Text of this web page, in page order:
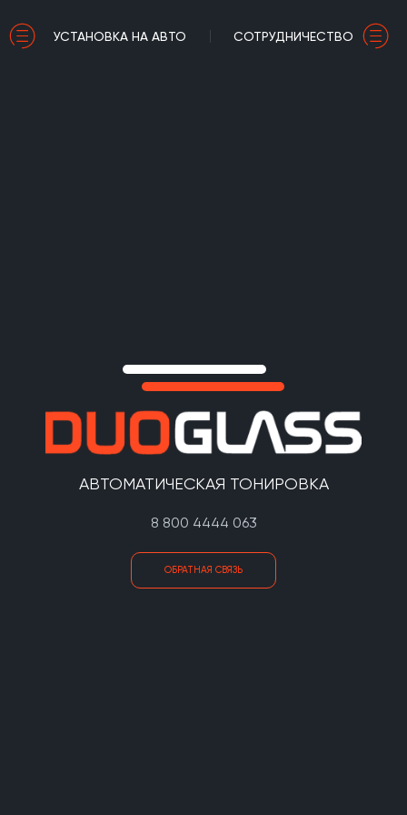
УСТАНОВКА НА АВТО СОТРУДНИЧЕСТВО
АВТОМАТИЧЕСКАЯ ТОНИРОВКА
8 800 4444 063
ОБРАТНАЯ СВЯЗЬ